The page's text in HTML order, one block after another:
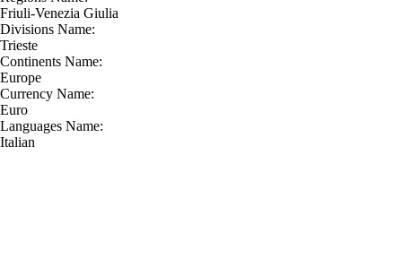
Friuli-Venezia Giulia
Divisions Name:
Trieste
Continents Name:
Europe
Currency Name:
Euro
Languages Name:
Italian